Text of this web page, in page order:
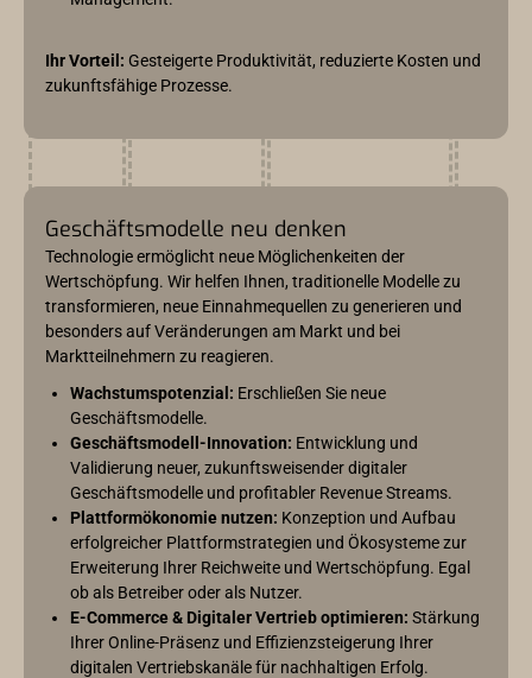
Ihr Vorteil: Gesteigerte Produktivität, reduzierte Kosten und
zukunftsfähige Prozesse.
Geschäftsmodelle neu denken
Technologie ermöglicht neue Möglichenkeiten der
Wertschöpfung. Wir helfen Ihnen, traditionelle Modelle zu
transformieren, neue Einnahmequellen zu generieren und
besonders auf Veränderungen am Markt und bei
Marktteilnehmern zu reagieren.
Wachstumspotenzial: Erschließen Sie neue
Geschäftsmodelle.
Geschäftsmodell-Innovation: Entwicklung und
Validierung neuer, zukunftsweisender digitaler
Geschäftsmodelle und profitabler Revenue Streams.
Plattformökonomie nutzen: Konzeption und Aufbau
erfolgreicher Plattformstrategien und Ökosysteme zur
Erweiterung Ihrer Reichweite und Wertschöpfung. Egal
ob als Betreiber oder als Nutzer.
E-Commerce & Digitaler Vertrieb optimieren: Stärkung
Ihrer Online-Präsenz und Effizienzsteigerung Ihrer
digitalen Vertriebskanäle für nachhaltigen Erfolg.